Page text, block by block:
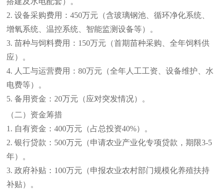
2. 设备采购费用：450万元（含玻璃钢池、循环净化系统、
增氧系统、温控系统、智能监测设备等）。
3. 苗种与饲料费用：150万元（首期苗种采购、全年饲料供
应）。
4. 人工与运营费用：80万元（全年人工工资、设备维护、水
电费等）。
5. 备用资金：20万元（应对突发情况）。
（二）资金筹措
1. 自有资金：400万元（占总投资40%）。
2. 银行贷款：500万元（申请农业产业化专项贷款，期限3-5
年）。
3. 政府补贴：100万元（申报农业农村部门规模化养殖扶持
补贴）。